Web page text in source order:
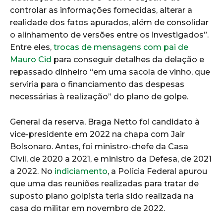
controlar as informações fornecidas, alterar a
realidade dos fatos apurados, além de consolidar
o alinhamento de versões entre os investigados”.
Entre eles, trocas de mensagens com pai de
Mauro Cid para conseguir detalhes da delação e
repassado dinheiro “em uma sacola de vinho, que
serviria para o financiamento das despesas
necessárias à realização” do plano de golpe.
General da reserva, Braga Netto foi candidato à
vice-presidente em 2022 na chapa com Jair
Bolsonaro. Antes, foi ministro-chefe da Casa
Civil, de 2020 a 2021, e ministro da Defesa, de 2021
a 2022. No indiciamento, a Polícia Federal apurou
que uma das reuniões realizadas para tratar de
suposto plano golpista teria sido realizada na
casa do militar em novembro de 2022.